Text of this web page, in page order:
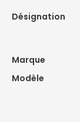
Désignation
Marque
Modèle